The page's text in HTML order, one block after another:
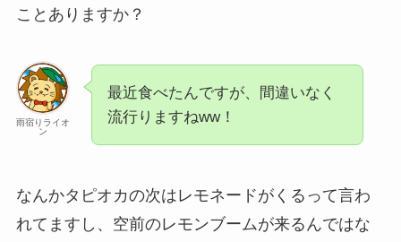
ことありますか？
雨宿りライオ
ン
最近食べたんですが、間違いなく
流行りますねww！
なんかタピオカの次はレモネードがくるって言わ
れてますし、空前のレモンブームが来るんではな